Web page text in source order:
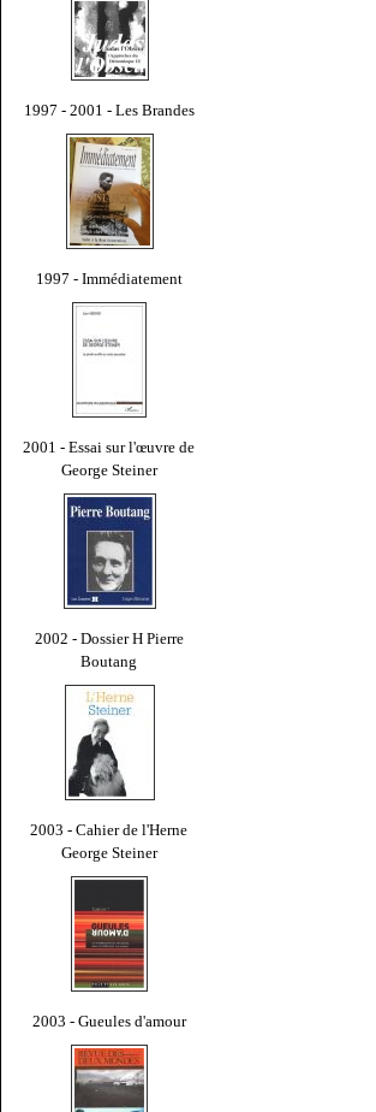
1997 - 2001 - Les Brandes
1997 - Immédiatement
2001 - Essai sur l'œuvre de
George Steiner
2002 - Dossier H Pierre
Boutang
2003 - Cahier de l'Herne
George Steiner
2003 - Gueules d'amour